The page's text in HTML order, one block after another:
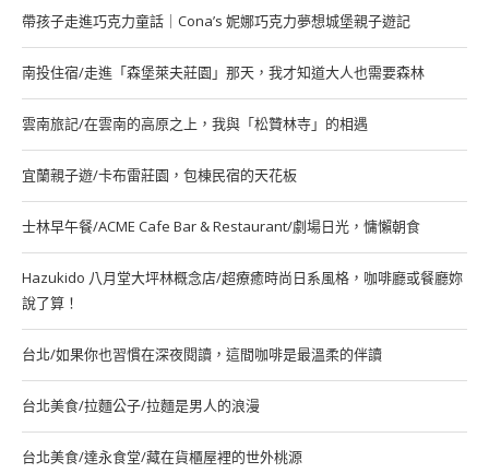
帶孩子走進巧克力童話｜Cona’s 妮娜巧克力夢想城堡親子遊記
南投住宿/走進「森堡萊夫莊園」那天，我才知道大人也需要森林
雲南旅記/在雲南的高原之上，我與「松贊林寺」的相遇
宜蘭親子遊/卡布雷莊園，包棟民宿的天花板
士林早午餐/ACME Cafe Bar & Restaurant/劇場日光，慵懶朝食
Hazukido 八月堂大坪林概念店/超療癒時尚日系風格，咖啡廳或餐廳妳
說了算！
台北/如果你也習慣在深夜閱讀，這間咖啡是最溫柔的伴讀
台北美食/拉麵公子/拉麵是男人的浪漫
台北美食/達永食堂/藏在貨櫃屋裡的世外桃源